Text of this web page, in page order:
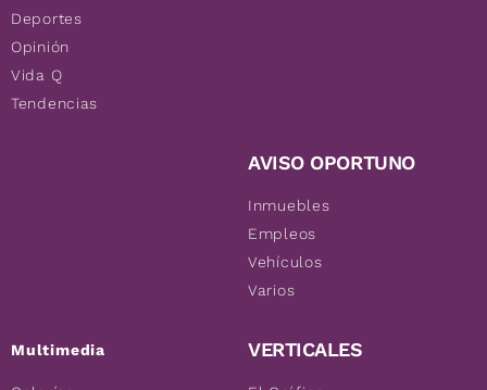
Deportes
Opinión
Vida Q
Tendencias
Multimedia
AVISO OPORTUNO
Inmuebles
Empleos
Vehículos
Varios
VERTICALES